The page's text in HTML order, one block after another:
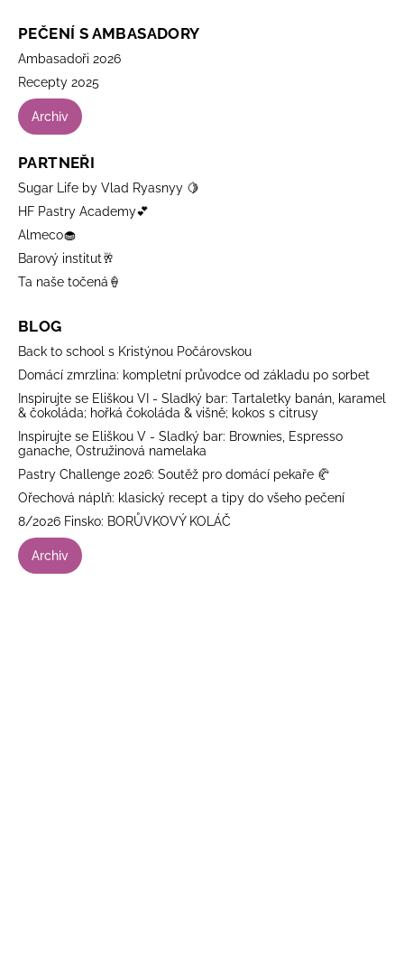
PEČENÍ S AMBASADORY
Ambasadoři 2026
Recepty 2025
Archiv
PARTNEŘI
Sugar Life by Vlad Ryasnyy 🍋
HF Pastry Academy💕
Almeco🧁
Barový institut🥂
Ta naše točená🍦
BLOG
Back to school s Kristýnou Počárovskou
Domácí zmrzlina: kompletní průvodce od základu po sorbet
Inspirujte se Eliškou VI - Sladký bar: Tartaletky banán, karamel
& čokoláda; hořká čokoláda & višně; kokos s citrusy
Inspirujte se Eliškou V - Sladký bar: Brownies, Espresso
ganache, Ostružinová namelaka
Pastry Challenge 2026: Soutěž pro domácí pekaře 🥐
Ořechová náplň: klasický recept a tipy do všeho pečení
8/2026 Finsko: BORŮVKOVÝ KOLÁČ
Archiv